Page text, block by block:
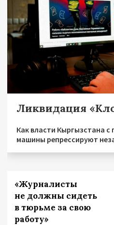
Ликвидация
Как власти Кыргызстана
машины репрессируют
«Журналисты
не должны сидеть
в тюрьме за свою
работу»